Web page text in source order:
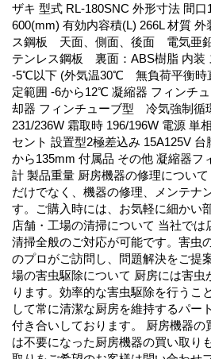
ザキ 型式 RL-180SNC 外形寸法 間口
600(mm) 有効内容積(L) 266L 材質
ス鋼板 天面、側面、後面 電気亜
テンレス鋼板 裏面：ABS樹脂 内装
-5℃以下 (外気温30℃ 無負荷平衡時
定範囲 -6から12℃ 凝縮器 フィンチ
却器 フィンチューブ型 冷気強制循
231/236W 霜取時 196/196W 電源 単
セント 設置型2極差込み 15A125V
から135mm 付属品 その他 凝縮器フ
計 製品重量 厨房機器の修理につい
だけでなく、機器の修理、メンテナ
す。ご購入時には、お気軽に細かい
店舗・工場の清掃について 当社で
清掃全般のご対応が可能です。害虫
のプロがご訪問し、問題解決をご提
場の害虫駆除について 厨房には害虫
ります。効率的な害虫駆除を行うこ
して常に清潔な厨房を維持するパー
付き合いしております。 厨房機器の
は不要になった厨房機器の買い取り